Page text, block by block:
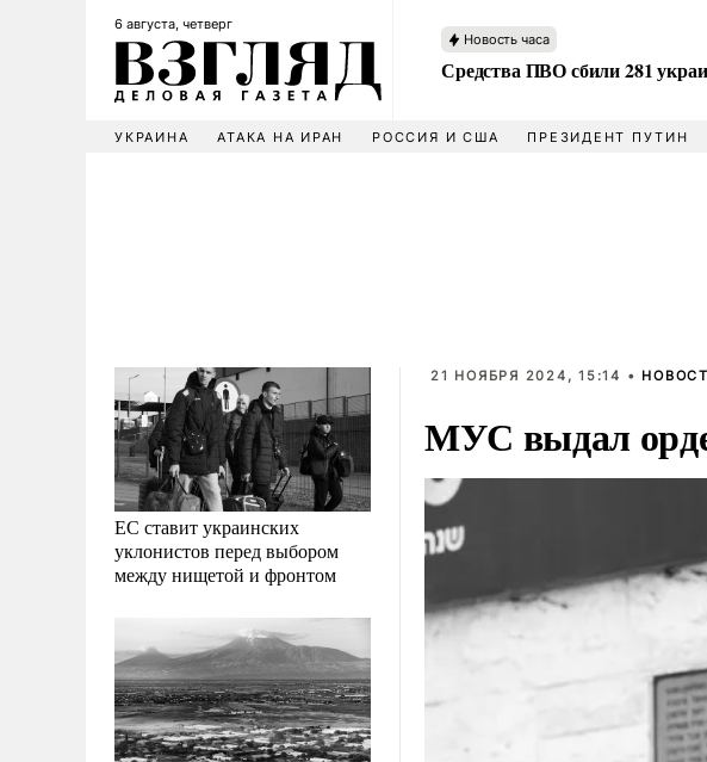
6 августа, четверг
Новость часа
Средства ПВО сбили 281
УКРАИНА АТАКА НА ИРАН РОССИЯ И США ПРЕЗИДЕНТ ПУТИН
ЕС ставит украинских
уклонистов перед выбором
между нищетой и фронтом
21 НОЯБРЯ 2024, 15:14 •
МУС выдал